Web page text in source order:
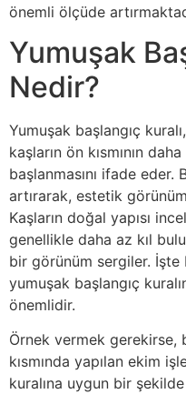
önemli ölçüde
Yumuşak
Nedir?
Yumuşak başlangıç
kaşların ön kısmının
başlanmasını ifade eder.
artırarak, estetik
Kaşların doğal yapısı
genellikle daha az kıl
bir görünüm sergiler.
yumuşak başlangıç
önemlidir.
Örnek vermek gerekirse,
kısmında yapılan ekim
kuralına uygun bir